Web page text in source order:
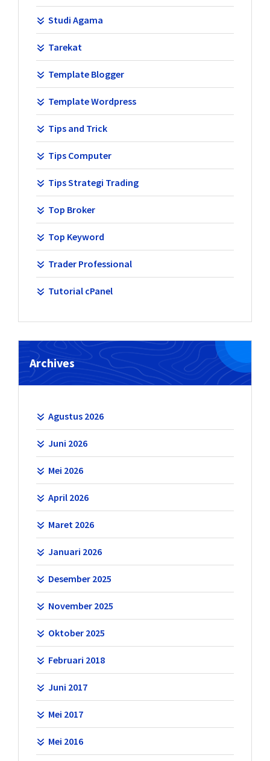
Studi Agama
Tarekat
Template Blogger
Template Wordpress
Tips and Trick
Tips Computer
Tips Strategi Trading
Top Broker
Top Keyword
Trader Professional
Tutorial cPanel
Archives
Agustus 2026
Juni 2026
Mei 2026
April 2026
Maret 2026
Januari 2026
Desember 2025
November 2025
Oktober 2025
Februari 2018
Juni 2017
Mei 2017
Mei 2016